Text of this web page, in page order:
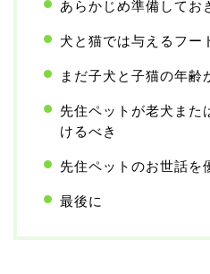
あらかじめ準備してお
犬と猫では与えるフー
まだ子犬と子猫の年齢
先住ペットが老犬また
けるべき
先住ペットのお世話を
最後に